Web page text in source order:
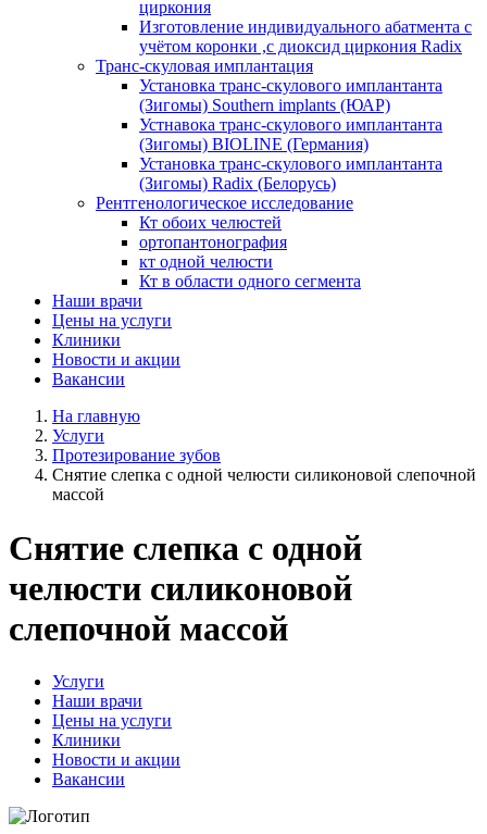
циркония
Изготовление индивидуального абатмента с
учётом коронки ,с диоксид циркония Radix
Транс-скуловая имплантация
Установка транс-скулового имплантанта
(Зигомы) Southern implants (ЮАР)
Устнавока транс-скулового имплантанта
(Зигомы) BIOLINE (Германия)
Установка транс-скулового имплантанта
(Зигомы) Radix (Белорусь)
Рентгенологическое исследование
Кт обоих челюстей
ортопантонография
кт одной челюсти
Кт в области одного сегмента
Наши врачи
Цены на услуги
Клиники
Новости и акции
Вакансии
На главную
Услуги
Протезирование зубов
Снятие слепка с одной челюсти силиконовой слепочной
массой
Снятие слепка с одной
челюсти силиконовой
слепочной массой
Услуги
Наши врачи
Цены на услуги
Клиники
Новости и акции
Вакансии